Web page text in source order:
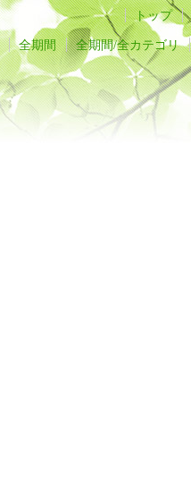
トップ
全期間 全期間/全カテゴリ